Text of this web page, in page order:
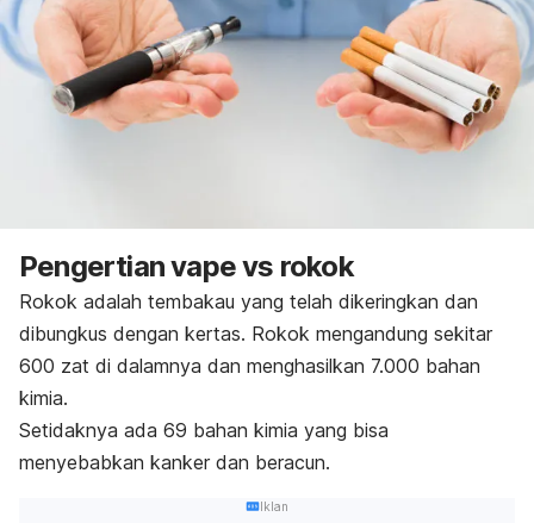
Pengertian vape vs rokok
Rokok adalah tembakau yang telah dikeringkan dan
dibungkus dengan kertas. Rokok mengandung sekitar
600 zat di dalamnya dan menghasilkan 7.000 bahan
kimia.
Setidaknya ada 69 bahan kimia yang bisa
menyebabkan kanker dan beracun.
Iklan